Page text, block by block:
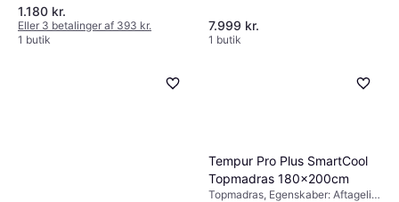
1.180 kr.
Eller 3 betalinger af 393 kr.
1 butik
Ekstra fast, Fast
7.999 kr.
1 butik
Tempur Pro Plus SmartCool
Topmadras 180x200cm
Topmadras, Egenskaber: Aftageligt